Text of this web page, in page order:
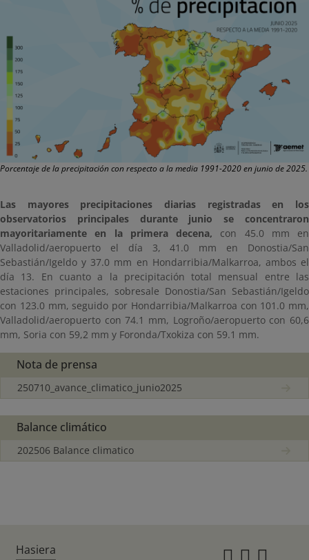
Porcentaje de la precipitación con respecto a la media 1991-2020 en junio de 2025.
Las mayores precipitaciones diarias registradas en los
observatorios principales durante junio se concentraron
mayoritariamente en la primera decena, con 45.0 mm en
Valladolid/aeropuerto el día 3, 41.0 mm en Donostia/San
Sebastián/Igeldo y 37.0 mm en Hondarribia/Malkarroa, ambos el
día 13. En cuanto a la precipitación total mensual entre las
estaciones principales, sobresale Donostia/San Sebastián/Igeldo
con 123.0 mm, seguido por Hondarribia/Malkarroa con 101.0 mm,
Valladolid/aeropuerto con 74.1 mm, Logroño/aeropuerto con 60,6
mm, Soria con 59,2 mm y Foronda/Txokiza con 59.1 mm.
Nota de prensa
250710_avance_climatico_junio2025
Balance climático
202506 Balance climatico
Hasiera